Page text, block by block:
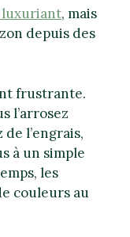
, mais
depuis des
frustrante.
l’arrosez
l’engrais,
à un simple
les
couleurs au